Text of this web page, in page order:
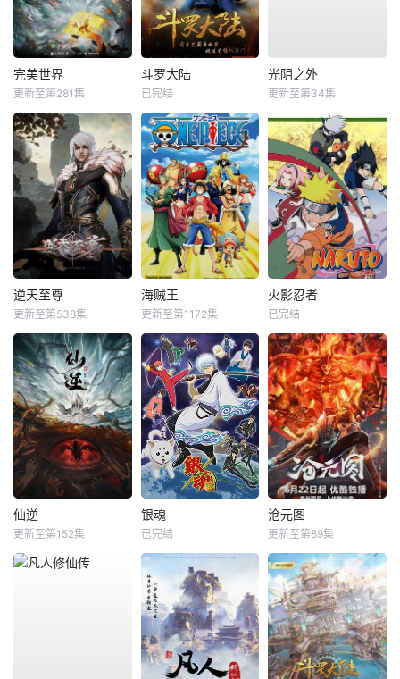
完美世界
更新至第281集
斗罗大陆
已完结
光阴之外
更新至第34集
逆天至尊
更新至第538集
海贼王
更新至第1172集
火影忍者
已完结
仙逆
更新至第152集
银魂
已完结
沧元图
更新至第89集